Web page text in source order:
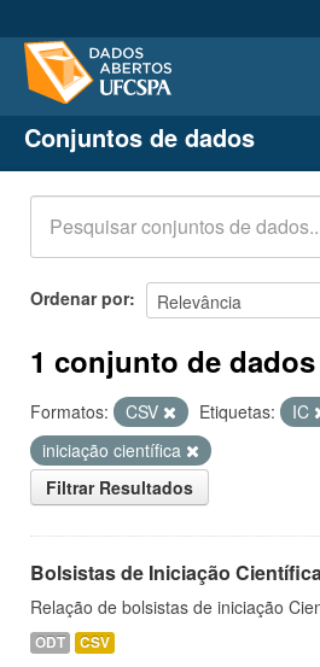
Conjuntos de dados
Organizações
Grupos
Sobre
Conjuntos de dados
Ordenar por
1 conjunto de
Formatos: CSV Etiquetas:
IC
iniciação científica
Filtrar Resultados
Bolsistas de Iniciação
Relação de bolsistas de iniciação
ODT CSV